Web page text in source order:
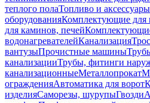
теплого полаТопливо и
оборудованияКомплектующие для
для каминов, печей
водонагревателейКанализация
вантузыПрочистные машины
канализацииТрубы, фитинги
канализационныеМеталлопрокат
огражденияАвтоматика для ворот
изделияСаморезы, шурупыГвозди